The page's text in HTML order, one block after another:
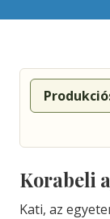
Korabeli
Kati, az